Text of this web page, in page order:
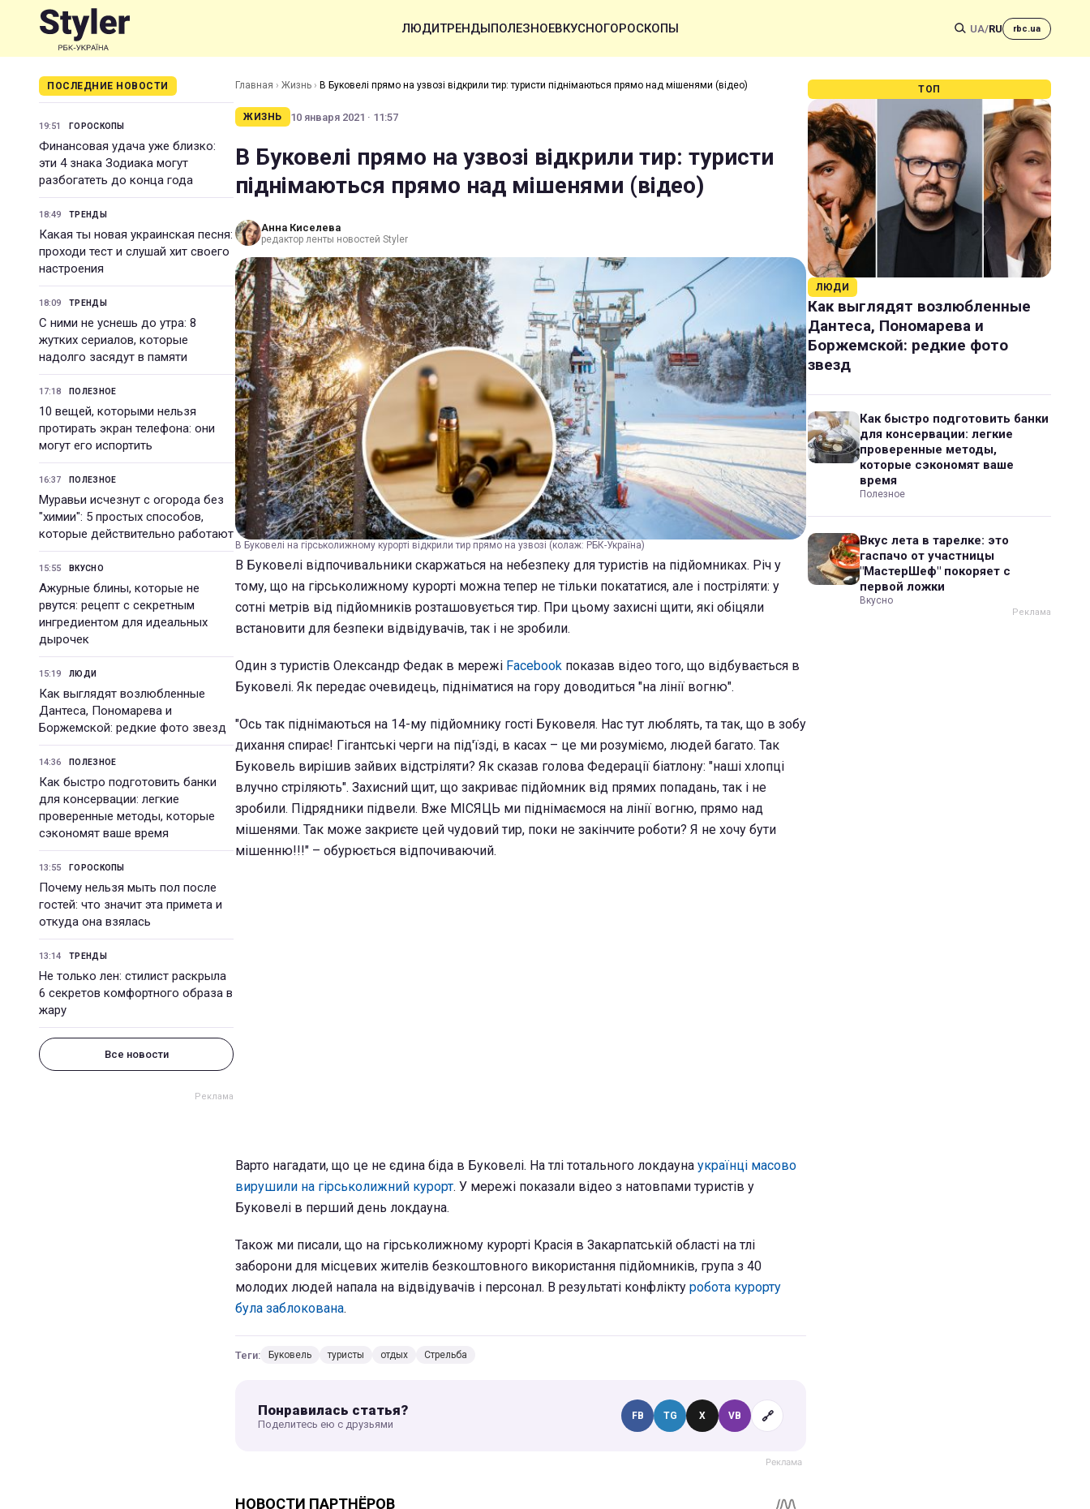
ЛЮДИТРЕНДЫПОЛЕЗНОЕВКУСНОГОРОСКОПЫ UA/RU rbc.ua
ПОСЛЕДНИЕ НОВОСТИ
19:51 ГОРОСКОПЫ
Финансовая удача уже близко:
эти 4 знака Зодиака могут
разбогатеть до конца года
18:49 ТРЕНДЫ
Какая ты новая украинская песня:
проходи тест и слушай хит своего
настроения
18:09 ТРЕНДЫ
С ними не уснешь до утра: 8
жутких сериалов, которые
надолго засядут в памяти
17:18 ПОЛЕЗНОЕ
10 вещей, которыми нельзя
протирать экран телефона: они
могут его испортить
16:37 ПОЛЕЗНОЕ
Муравьи исчезнут с огорода без
"химии": 5 простых способов,
которые действительно работают
15:55 ВКУСНО
Ажурные блины, которые не
рвутся: рецепт с секретным
ингредиентом для идеальных
дырочек
15:19 ЛЮДИ
Как выглядят возлюбленные
Дантеса, Пономарева и
Боржемской: редкие фото звезд
14:36 ПОЛЕЗНОЕ
Как быстро подготовить банки
для консервации: легкие
проверенные методы, которые
сэкономят ваше время
13:55 ГОРОСКОПЫ
Почему нельзя мыть пол после
гостей: что значит эта примета и
откуда она взялась
13:14 ТРЕНДЫ
Не только лен: стилист раскрыла
6 секретов комфортного образа в
жару
Все новости
Главная › Жизнь › В Буковелі прямо на узвозі відкрили тир: туристи піднімаються прямо над мішенями (відео)
ЖИЗНЬ 10 января 2021 · 11:57
В Буковелі прямо на узвозі відкрили тир: туристи
піднімаються прямо над мішенями (відео)
Анна Киселева
редактор ленты новостей Styler
В Буковелі на гірськолижному курорті відкрили тир прямо на узвозі (колаж: РБК-Україна)
В Буковелі відпочивальники скаржаться на небезпеку для туристів на підйомниках. Річ у
тому, що на гірськолижному курорті можна тепер не тільки покататися, але і постріляти: у
сотні метрів від підйомників розташовується тир. При цьому захисні щити, які обіцяли
встановити для безпеки відвідувачів, так і не зробили.
Один з туристів Олександр Федак в мережі Facebook показав відео того, що відбувається в
Буковелі. Як передає очевидець, підніматися на гору доводиться "на лінії вогню".
"Ось так піднімаються на 14-му підйомнику гості Буковеля. Нас тут люблять, та так, що в зобу
дихання спирає! Гігантські черги на під'їзді, в касах – це ми розуміємо, людей багато. Так
Буковель вирішив зайвих відстріляти? Як сказав голова Федерації біатлону: "наші хлопці
влучно стріляють". Захисний щит, що закриває підйомник від прямих попадань, так і не
зробили. Підрядники підвели. Вже МІСЯЦЬ ми піднімаємося на лінії вогню, прямо над
мішенями. Так може закриєте цей чудовий тир, поки не закінчите роботи? Я не хочу бути
мішенню!!!" – обурюється відпочиваючий.
Варто нагадати, що це не єдина біда в Буковелі. На тлі тотального локдауна українці масово
вирушили на гірськолижний курорт. У мережі показали відео з натовпами туристів у
Буковелі в перший день локдауна.
Також ми писали, що на гірськолижному курорті Красія в Закарпатській області на тлі
заборони для місцевих жителів безкоштовного використання підйомників, група з 40
молодих людей напала на відвідувачів і персонал. В результаті конфлікту робота курорту
була заблокована.
Теги: Буковель туристы отдых Стрельба
Понравилась статья?
Поделитесь ею с друзьями
FB TG X VB 🔗
ТОП
ЛЮДИ
Как выглядят возлюбленные
Дантеса, Пономарева и
Боржемской: редкие фото
звезд
Как быстро подготовить банки
для консервации: легкие
проверенные методы,
которые сэкономят ваше
время
Полезное
Вкус лета в тарелке: это
гаспачо от участницы
"МастерШеф" покоряет с
первой ложки
Вкусно